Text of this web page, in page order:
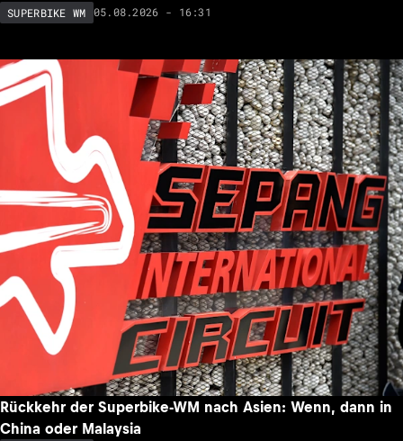
SUPERBIKE WM 05.08.2026 - 16:31
Rückkehr der Superbike-WM nach Asien: Wenn, dann in
China oder Malaysia